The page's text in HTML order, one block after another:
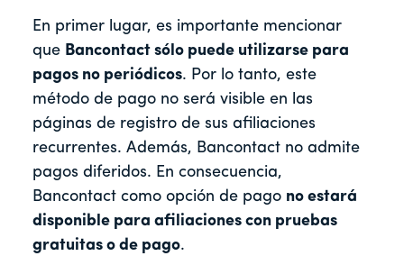
En primer lugar, es importante mencionar
que Bancontact sólo puede utilizarse para
pagos no periódicos. Por lo tanto, este
método de pago no será visible en las
páginas de registro de sus afiliaciones
recurrentes. Además, Bancontact no admite
pagos diferidos. En consecuencia,
Bancontact como opción de pago no estará
disponible para afiliaciones con pruebas
gratuitas o de pago.